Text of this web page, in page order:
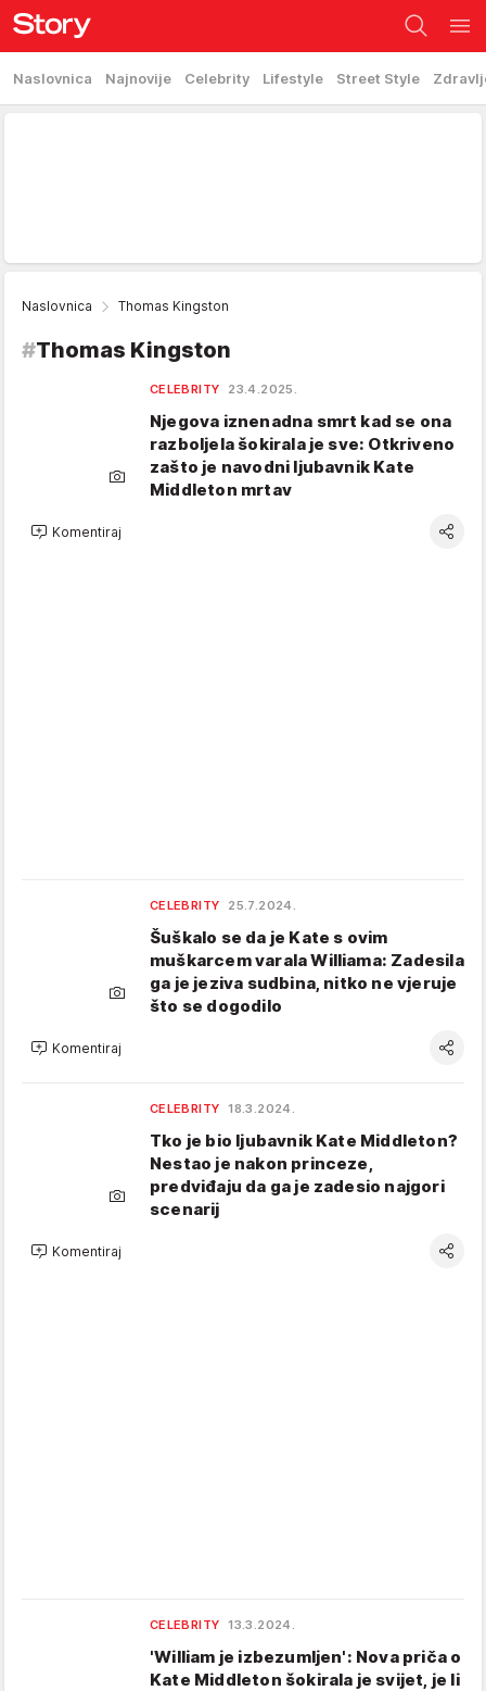
Naslovnica Najnovije Celebrity Lifestyle Street Style
Naslovnica Thomas Kingston
#Thomas Kingston
CELEBRITY 23.4.2025.
Njegova iznenadna smrt kad se ona
razboljela šokirala je sve: Otkriveno
zašto je navodni ljubavnik Kate
Middleton mrtav
Komentiraj
CELEBRITY 25.7.2024.
Šuškalo se da je Kate s ovim
muškarcem varala Williama: Zadesila
ga je jeziva sudbina, nitko ne vjeruje
što se dogodilo
Komentiraj
CELEBRITY 18.3.2024.
Tko je bio ljubavnik Kate Middleton?
Nestao je nakon princeze,
predviđaju da ga je zadesio najgori
scenarij
Komentiraj
CELEBRITY 13.3.2024.
'William je izbezumljen': Nova priča o
Kate Middleton šokirala je svijet, je li